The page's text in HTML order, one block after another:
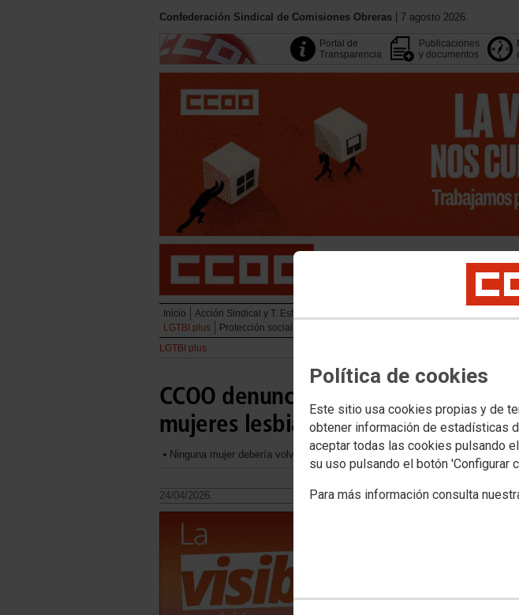
Política de cookies
Este sitio usa cookies propias y de
obtener información de estadísticas
aceptar todas las cookies pulsando
su uso pulsando el botón 'Configurar
Para más información consulta
Confederación Sindical de Comisiones Obreras | 7 agosto 2026.
Portal de
Transparencia
Publicaciones
y documentos
Inicio Acción Sindical y T. Estratégicas
LGTBI plus
Protección social
LGTBI plus
CCOO denuncia la discriminación
mujeres lesbianas
Ninguna mujer debería volver a un armario ni ser invisibilizada por ser quien
24/04/2026.